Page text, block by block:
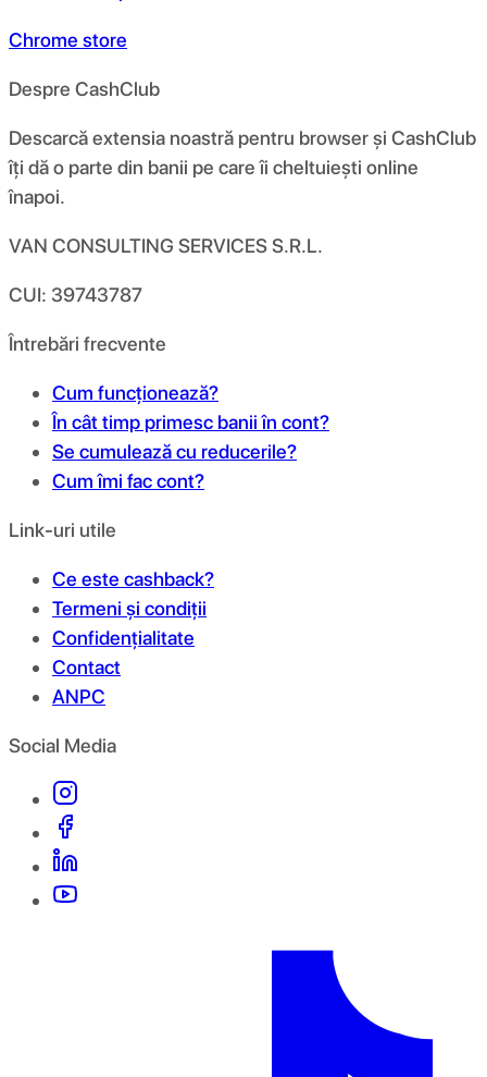
Chrome store
Despre CashClub
Descarcă extensia noastră pentru browser și CashClub
îți dă o parte din banii pe care îi cheltuiești online
înapoi.
VAN CONSULTING SERVICES S.R.L.
CUI: 39743787
Întrebări frecvente
Cum funcționează?
În cât timp primesc banii în cont?
Se cumulează cu reducerile?
Cum îmi fac cont?
Link-uri utile
Ce este cashback?
Termeni și condiții
Confidențialitate
Contact
ANPC
Social Media